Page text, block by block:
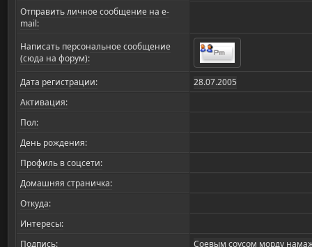
Отправить личное сообщение на e-
mail:
Написать персональное сообщение
(сюда на форум):
Дата регистрации:
28.07.2005
Активация:
Пол:
День рождения:
Профиль в соцсети:
Домашняя страничка:
Откуда:
Интересы:
Подпись:
Соевым соусом морду